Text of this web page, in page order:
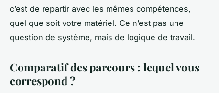
c’est de repartir avec les mêmes compétences,
quel que soit votre matériel. Ce n’est pas une
question de système, mais de logique de travail.
Comparatif des parcours : lequel vous
correspond ?